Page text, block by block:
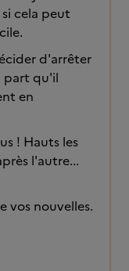
cela peut
d'arrêter
part qu'il
en
! Hauts les
l'autre...
vos nouvelles.